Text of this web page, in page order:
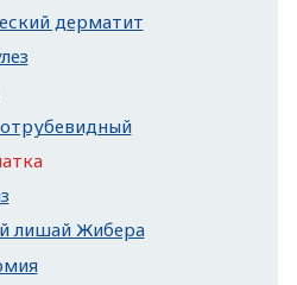
дерматит
лишай Жибера